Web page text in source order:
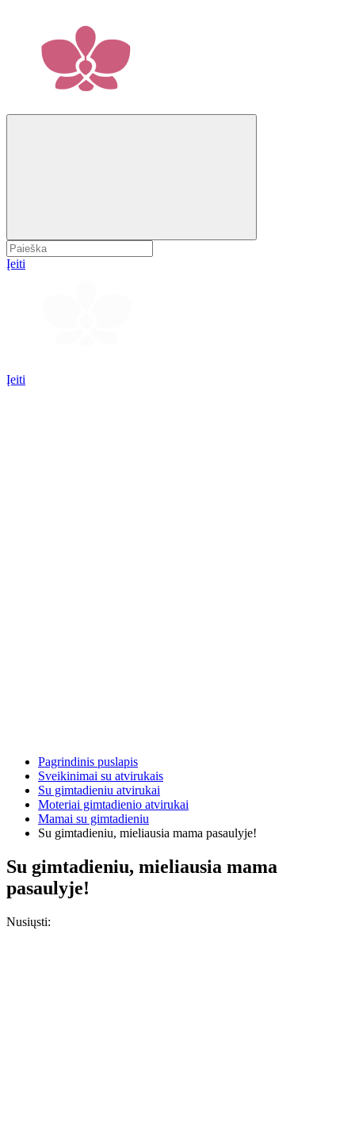
Įeiti
Įeiti
Pagrindinis puslapis
Sveikinimai su atvirukais
Su gimtadieniu atvirukai
Moteriai gimtadienio atvirukai
Mamai su gimtadieniu
Su gimtadieniu, mieliausia mama pasaulyje!
Su gimtadieniu, mieliausia mama
pasaulyje!
Nusiųsti: